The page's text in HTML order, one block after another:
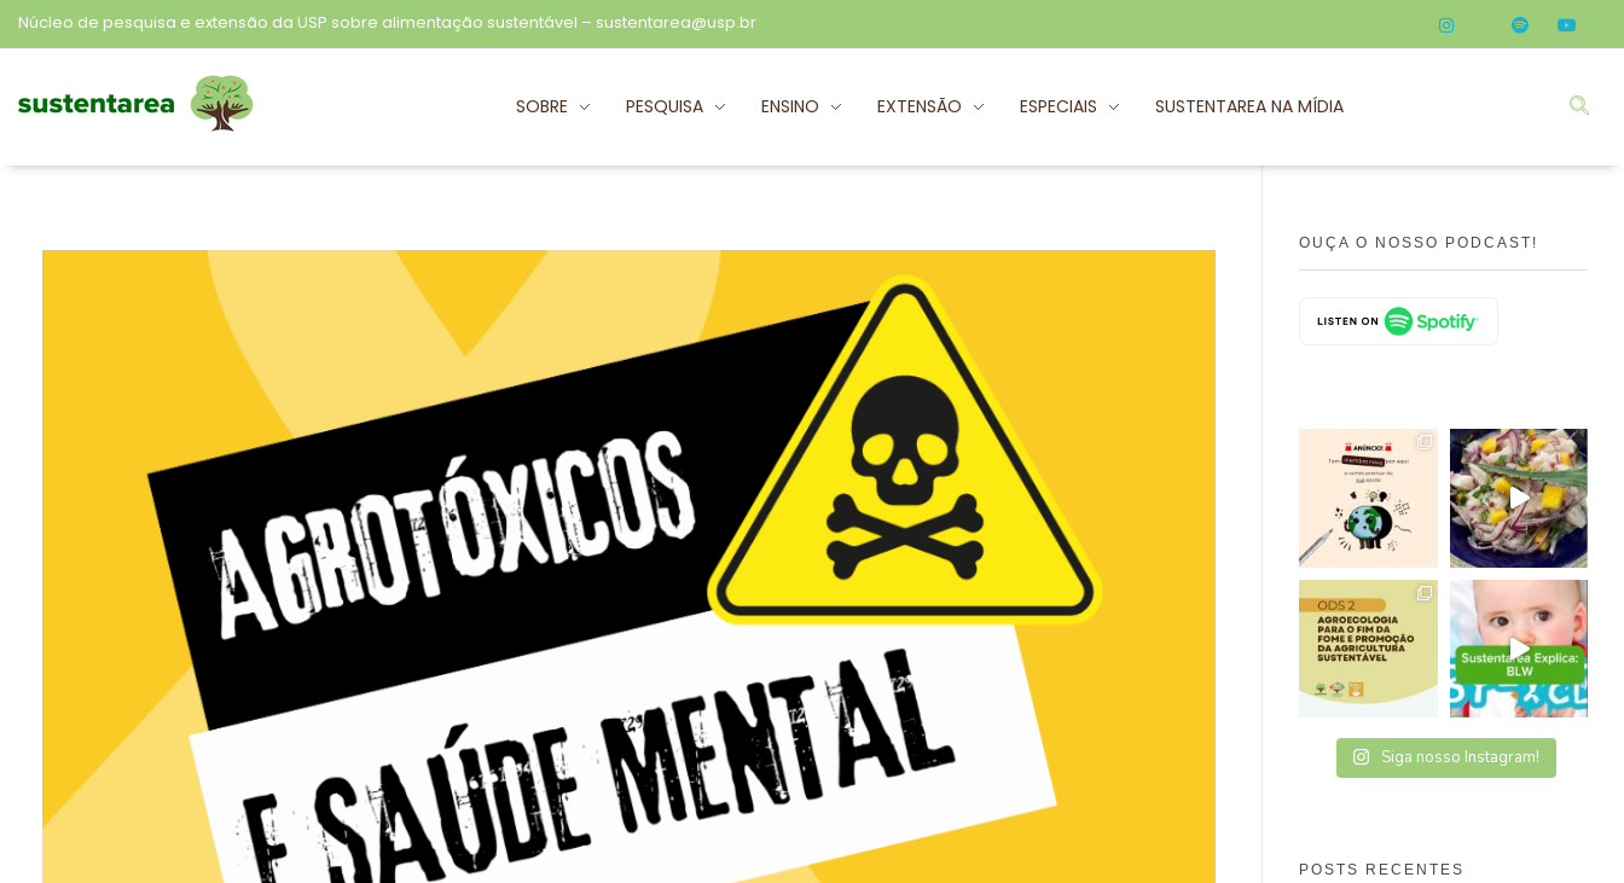
Núcleo de pesquisa e extensão da USP sobre alimentação sustentável – sustentarea@usp.br
Sustentarea
SOBRE PESQUISA ENSINO EXTENSÃO ESPECIAIS SUSTENTAREA NA MÍDIA
OUÇA O NOSSO PODCAST!
Siga nosso Instagram!
POSTS RECENTES